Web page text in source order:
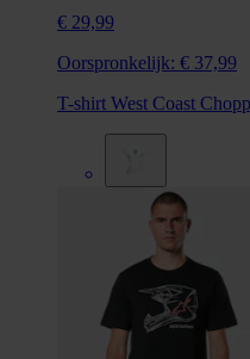
€ 29,99
Oorspronkelijk: € 37,99
T-shirt West Coast